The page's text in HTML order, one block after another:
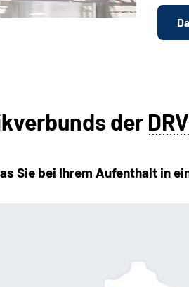
der DRV
Sie bei Ihrem Aufenthalt in